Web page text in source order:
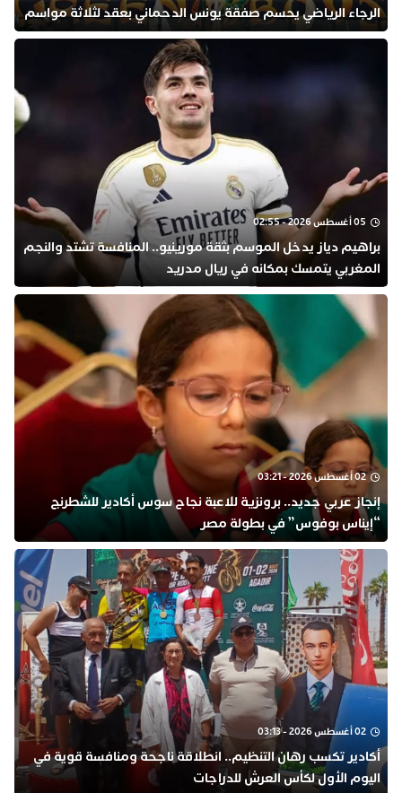
الرجاء الرياضي يحسم صفقة يونس الدحماني بعقد لثلاثة مواسم
05 أغسطس 2026 - 02:55
براهيم دياز يدخل الموسم بثقة مورينيو.. المنافسة تشتد والنجم
المغربي يتمسك بمكانه في ريال مدريد
02 أغسطس 2026 - 03:21
إنجاز عربي جديد.. برونزية للاعبة نجاح سوس أكادير للشطرنج
“إيناس بوفوس” في بطولة مصر
02 أغسطس 2026 - 03:13
أكادير تكسب رهان التنظيم.. انطلاقة ناجحة ومنافسة قوية في
اليوم الأول لكأس العرش للدراجات